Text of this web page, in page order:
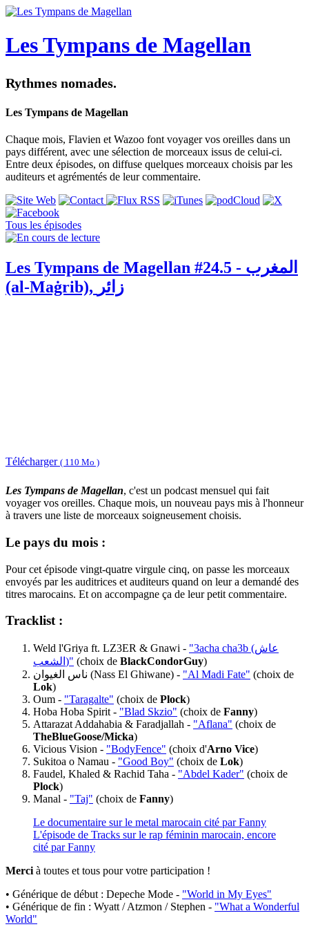
Les Tympans de Magellan
Rythmes nomades.
Les Tympans de Magellan
Chaque mois, Flavien et Wazoo font voyager vos oreilles dans un
pays différent, avec une sélection de morceaux issus de celui-ci.
Entre deux épisodes, on diffuse quelques morceaux choisis par les
auditeurs et agrémentés de leur commentaire.
Tous les épisodes
Les Tympans de Magellan #24.5 - المغرب
(al-Maġrib), زائر
Télécharger ( 110 Mo )
Les Tympans de Magellan, c'est un podcast mensuel qui fait
voyager vos oreilles. Chaque mois, un nouveau pays mis à l'honneur
à travers une liste de morceaux soigneusement choisis.
Le pays du mois :
Pour cet épisode vingt-quatre virgule cinq, on passe les morceaux
envoyés par les auditrices et auditeurs quand on leur a demandé des
titres marocains. Et on accompagne ça de leur petit commentaire.
Tracklist :
Weld l'Griya ft. LZ3ER & Gnawi - "3acha cha3b (عاش
الشعب)" (choix de BlackCondorGuy)
ناس الغيوان (Nass El Ghiwane) - "Al Madi Fate" (choix de
Lok)
Oum - "Taragalte" (choix de Plock)
Hoba Hoba Spirit - "Blad Skzio" (choix de Fanny)
Attarazat Addahabia & Faradjallah - "Aflana" (choix de
TheBlueGoose/Micka)
Vicious Vision - "BodyFence" (choix d'Arno Vice)
Sukitoa o Namau - "Good Boy" (choix de Lok)
Faudel, Khaled & Rachid Taha - "Abdel Kader" (choix de
Plock)
Manal - "Taj" (choix de Fanny)
Le documentaire sur le metal marocain cité par Fanny
L'épisode de Tracks sur le rap féminin marocain, encore
cité par Fanny
Merci à toutes et tous pour votre participation !
• Générique de début : Depeche Mode - "World in My Eyes"
• Générique de fin : Wyatt / Atzmon / Stephen - "What a Wonderful
World"